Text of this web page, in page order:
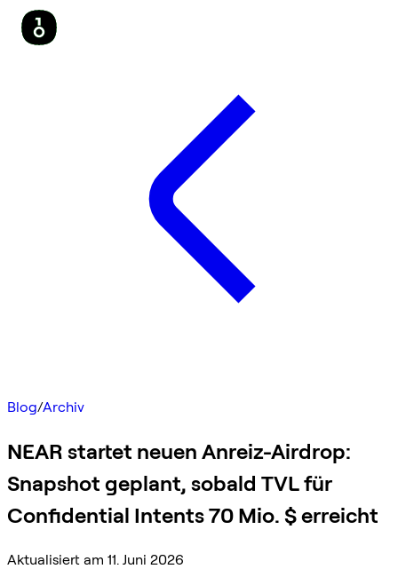
Blog/Archiv
NEAR startet neuen Anreiz-Airdrop:
Snapshot geplant, sobald TVL für
Confidential Intents 70 Mio. $ erreicht
Aktualisiert am 11. Juni 2026